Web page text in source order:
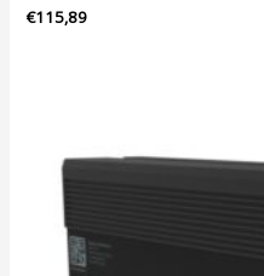
€115,89